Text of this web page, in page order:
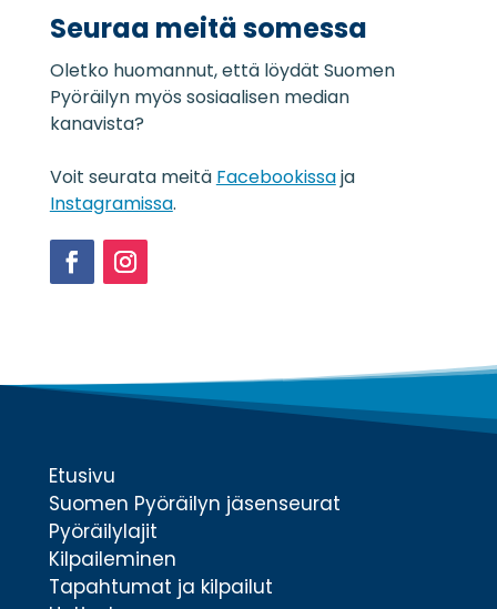
s
l
o
s
*
Seuraa meitä somessa
Oletko huomannut, että löydät Suomen
Pyöräilyn myös sosiaalisen median
kanavista?
Voit seurata meitä Facebookissaja
Instagramissa.
Etusivu
Suomen Pyöräilyn jäsenseurat
Pyöräilylajit
Kilpaileminen
Tapahtumat ja kilpailut